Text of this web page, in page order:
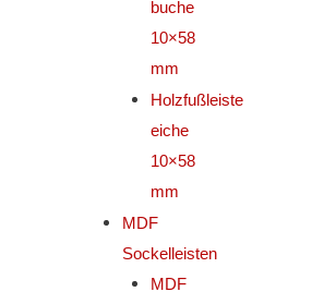
buche
10×58
mm
Holzfußleiste
eiche
10×58
mm
MDF
Sockelleisten
MDF